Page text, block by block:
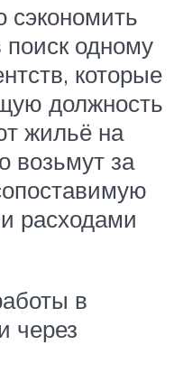
сэкономить
одному
которые
должность
жильё на
возьмут за
расходами
в
через